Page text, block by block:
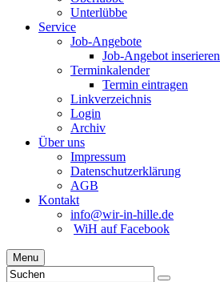
Unterlübbe
Service
Job-Angebote
Job-Angebot inserieren
Terminkalender
Termin eintragen
Linkverzeichnis
Login
Archiv
Über uns
Impressum
Datenschutzerklärung
AGB
Kontakt
info@wir-in-hille.de
WiH auf Facebook
Menu